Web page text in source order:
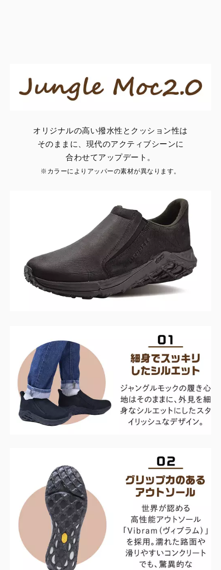
オリジナルの高い撥水性とクッション性は
そのままに、現代のアクティブシーンに
合わせてアップデート。
※カラーによりアッパーの素材が異なります。